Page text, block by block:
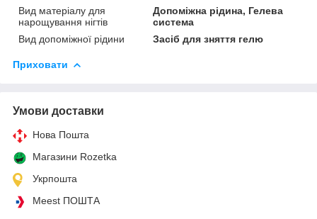
Вид матеріалу для
нарощування нігтів
Допоміжна рідина, Гелева
система
Вид допоміжної рідини
Засіб для зняття гелю
Приховати
Умови доставки
Нова Пошта
Магазини Rozetka
Укрпошта
Meest ПОШТА